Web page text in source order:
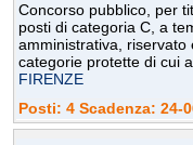
Concorso pubblico, per
posti di categoria C, a
amministrativa, riservato
categorie protette di cui
FIRENZE
Posti: 4 Scadenza: 24-